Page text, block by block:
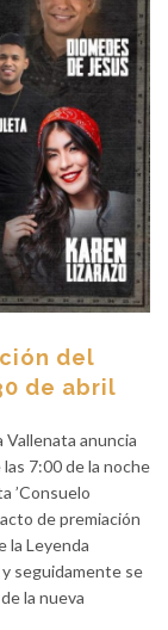
del
de abril
Vallenata anuncia
7:00 de la noche
’Consuelo
de premiación
la Leyenda
y seguidamente se
la nueva